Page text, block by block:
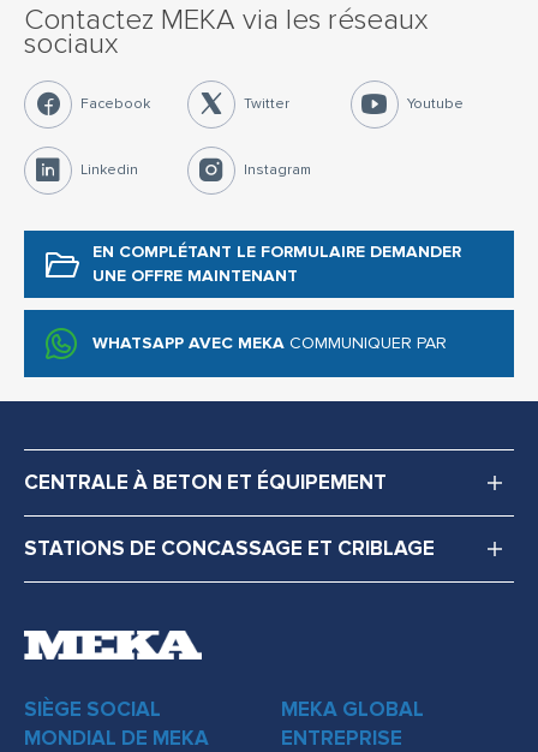
Contactez MEKA via les réseaux
sociaux
Facebook Twitter Youtube
Linkedin Instagram
EN COMPLÉTANT LE FORMULAIRE DEMANDER
UNE OFFRE MAINTENANT
WHATSAPP AVEC MEKA COMMUNIQUER PAR
CENTRALE À BETON ET ÉQUIPEMENT
STATIONS DE CONCASSAGE ET CRIBLAGE
SIÈGE SOCIAL
MONDIAL DE MEKA
MEKA GLOBAL
ENTREPRISE